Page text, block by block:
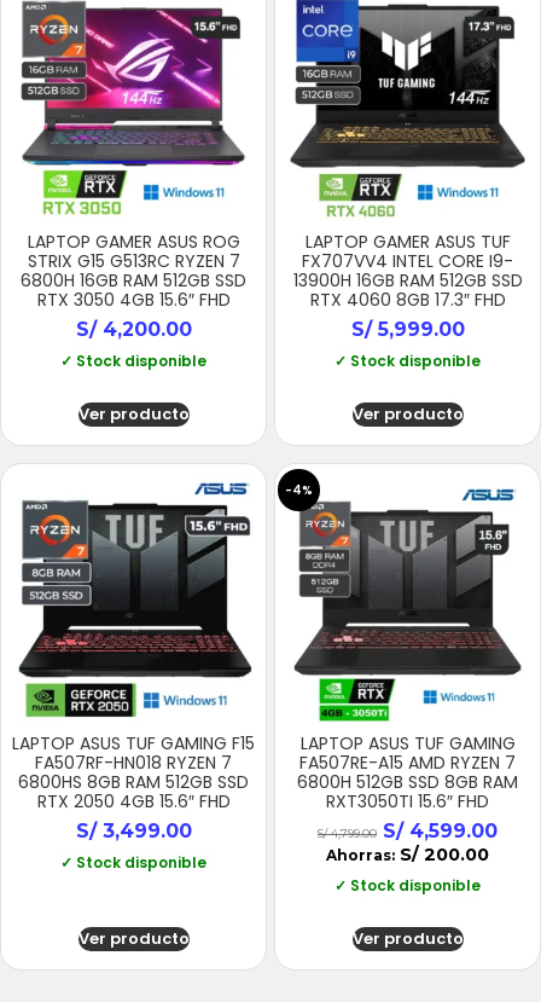
LAPTOP GAMER ASUS ROG
STRIX G15 G513RC RYZEN 7
6800H 16GB RAM 512GB SSD
RTX 3050 4GB 15.6″ FHD
S/4,200.00
✓ Stock disponible
Ver producto
LAPTOP GAMER ASUS TUF
FX707VV4 INTEL CORE I9-
13900H 16GB RAM 512GB SSD
RTX 4060 8GB 17.3″ FHD
S/5,999.00
✓ Stock disponible
Ver producto
LAPTOP ASUS TUF GAMING F15
FA507RF-HN018 RYZEN 7
6800HS 8GB RAM 512GB SSD
RTX 2050 4GB 15.6″ FHD
S/3,499.00
✓ Stock disponible
Ver producto
-4%
LAPTOP ASUS TUF GAMING
FA507RE-A15 AMD RYZEN 7
6800H 512GB SSD 8GB RAM
RXT3050TI 15.6″ FHD
S/4,799.00 S/4,599.00
Ahorras: S/ 200.00
✓ Stock disponible
Ver producto